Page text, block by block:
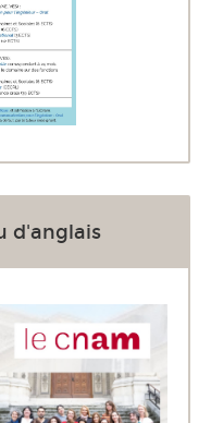
d'anglais